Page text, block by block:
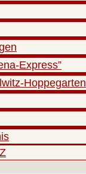
Express”
Hoppegarten